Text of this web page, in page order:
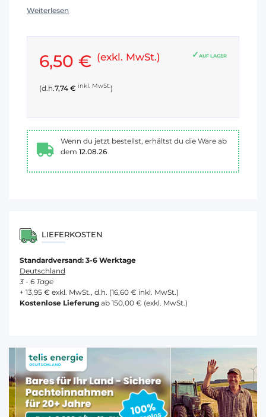
Weiterlesen
AUF LAGER
6,50 € (exkl. MwSt.)
(d.h.7,74 € inkl. MwSt.)
Wenn du jetzt bestellst, erhältst du die Ware ab
dem 12.08.26
LIEFERKOSTEN
Standardversand: 3-6 Werktage
Deutschland
3 - 6 Tage
+ 13,95 € exkl. MwSt., d.h. (16,60 € inkl. MwSt.)
Kostenlose Lieferung ab 150,00 € (exkl. MwSt.)